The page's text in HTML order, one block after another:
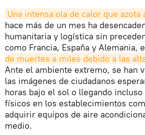
Una intensa ola de calor que azota
hace más de un mes ha
humanitaria y logística sin
como Francia, España y Alemania,
de muertes a miles debido a las
Ante el ambiente extremo, se han
las imágenes de ciudadanos
horas bajo el sol o llegando incluso
físicos en los establecimientos
adquirir equipos de aire
medio.